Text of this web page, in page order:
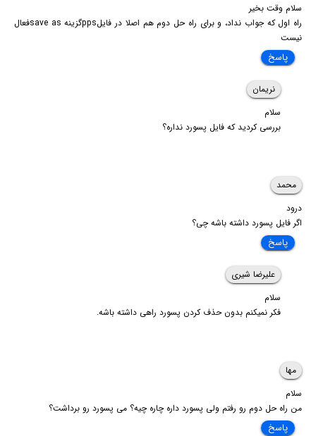
سلام وقت بخیر
راه اول که جواب نداد، و برای راه حل دوم هم اصلا در فایلppsگزینه save asفعال
نیست
پاسخ
نریمان
سلام
بررسی کردید که فایل پسورد نداره؟
محمد
درود
اگر فایل پسورد داشته باشه چی؟
پاسخ
علیرضا شیری
سلام
فکر نمیکنم بدون حذف کردن پسورد راهی داشته باشه.
مها
سلام
من راه حل دوم رو رفتم ولی پسورد داره چاره چیه؟ می پسورد رو برداشت؟
پاسخ